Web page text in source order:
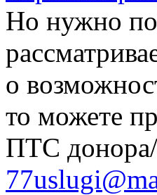
Но нужно
о
то можете
ПТС